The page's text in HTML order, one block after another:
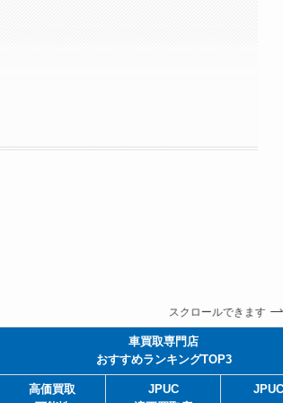
スクロールできます
車買取専門店
おすすめランキングTOP3
高価買取
JPUC